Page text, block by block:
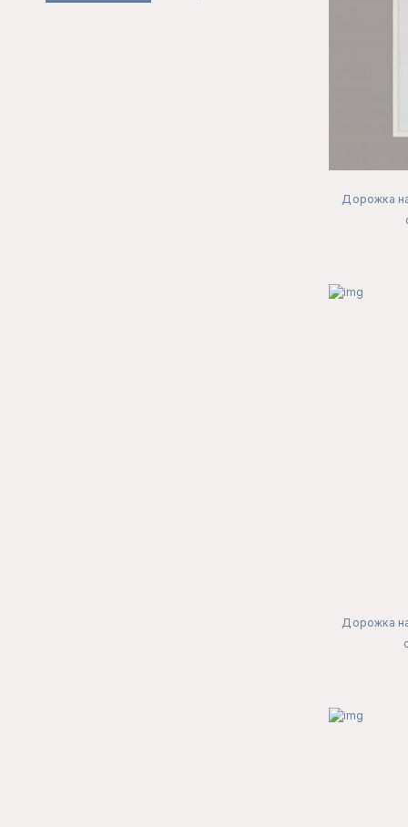
Дорожка
Дорожка